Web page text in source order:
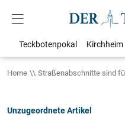
Teckbotenpokal Kirchheim
Home Straßenabschnitte sind
Unzugeordnete Artikel